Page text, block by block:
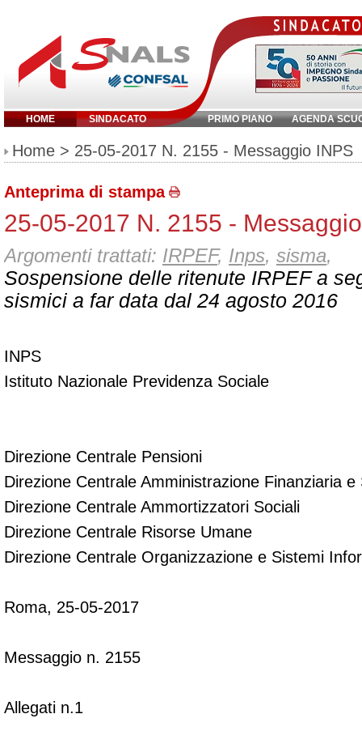
HOME SINDACATO PRIMO PIANO AGENDA
Inserisci parola chiave:
Home > 25-05-2017 N. 2155 - Messaggio INPS
Anteprima di stampa
25-05-2017 N. 2155 -
Argomenti trattati: IRPEF, Inps, sisma,
Sospensione delle ritenute IRPEF a
sismici a far data dal 24 agosto 2016
INPS
Istituto Nazionale Previdenza Sociale
Direzione Centrale Pensioni
Direzione Centrale Amministrazione Finanziaria e
Direzione Centrale Ammortizzatori Sociali
Direzione Centrale Risorse Umane
Direzione Centrale Organizzazione e Sistemi
Roma, 25-05-2017
Messaggio n. 2155
Allegati n.1